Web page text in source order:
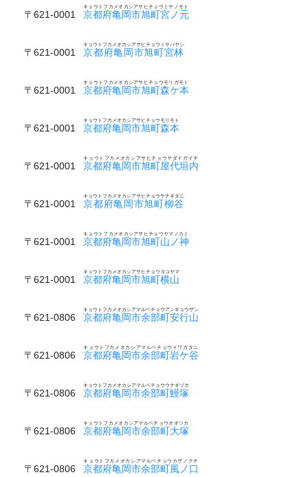
〒621-0001 京都府亀岡市旭町宮ノ元
キョウトフカメオカシアサヒチョウミヤノモト
〒621-0001 京都府亀岡市旭町宮林
キョウトフカメオカシアサヒチョウミヤバヤシ
〒621-0001 京都府亀岡市旭町森ケ本
キョウトフカメオカシアサヒチョウモリガモト
〒621-0001 京都府亀岡市旭町森本
キョウトフカメオカシアサヒチョウモリモト
〒621-0001 京都府亀岡市旭町屋代垣内
キョウトフカメオカシアサヒチョウヤダイガイチ
〒621-0001 京都府亀岡市旭町柳谷
キョウトフカメオカシアサヒチョウヤナギダニ
〒621-0001 京都府亀岡市旭町山ノ神
キョウトフカメオカシアサヒチョウヤマノカミ
〒621-0001 京都府亀岡市旭町横山
キョウトフカメオカシアサヒチョウヨコヤマ
〒621-0806 京都府亀岡市余部町安行山
キョウトフカメオカシアマルベチョウアンギョウザン
〒621-0806 京都府亀岡市余部町岩ケ谷
キョウトフカメオカシアマルベチョウイワガタニ
〒621-0806 京都府亀岡市余部町鰻塚
キョウトフカメオカシアマルベチョウウナギヅカ
〒621-0806 京都府亀岡市余部町大塚
キョウトフカメオカシアマルベチョウオオツカ
〒621-0806 京都府亀岡市余部町風ノ口
キョウトフカメオカシアマルベチョウカザノクチ